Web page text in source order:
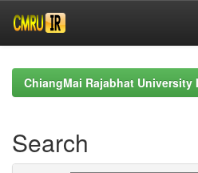
navigationChiangMai Rajabhat
Search